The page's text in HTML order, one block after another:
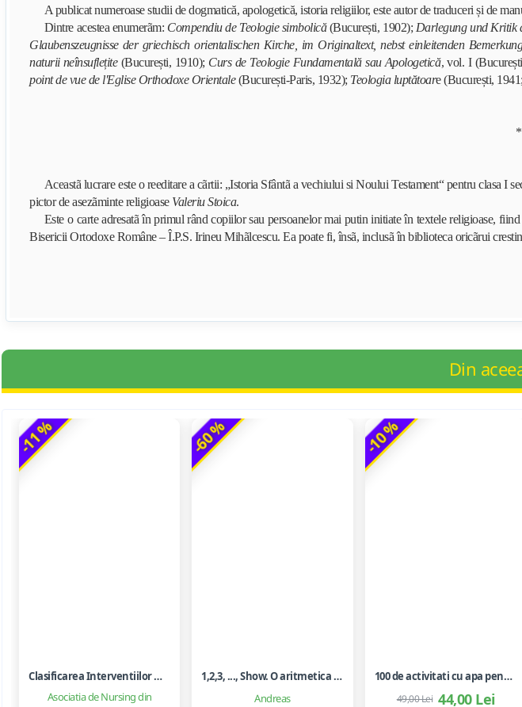
A publicat numeroase studii de dogmatică, apologetică, istoria religiilor, este autor de traduceri și de
Dintre acestea enumerãm: Compendiu de Teologie simbolică(București, 1902); Darlegung und Kritik
Glaubenszeugnisse der griechisch orientalischen Kirche, im Originaltext, nebst einleitenden
naturii neînsuflețite (București, 1910); Curs de Teologie Fundamentală sau Apologetică, vol. I
point de vue de l'Eglise Orthodoxe Orientale(București-Paris, 1932); Teologia luptătoare (București,
Aceastã lucrare este o reeditare a cãrtii: „Istoria Sfântã a vechiului si Noului Testament“ pentru clasa I
pictor de asezãminte religioase Valeriu Stoica.
Este o carte adresatã în primul rând copiilor sau persoanelor mai putin initiate în textele religioase, fiind
Bisericii Ortodoxe Române – Î.P.S. Irineu Mihãlcescu. Ea poate fi, însã, inclusã în biblioteca oricãrui
Din
-11 %
Asociatia de Nursing din
Clasificarea Interventiilor Nursing (NIC)
-60 %
Andreas
1,2,3, ..., Show. O aritmetica emotionala, o poezie a matematicii - Ioan Dancila
-10 %
100 de activitati cu apa pentru dezvoltarea si relaxarea bebelusilor - Perrine Alliod
44,00 Lei
49,00 Lei